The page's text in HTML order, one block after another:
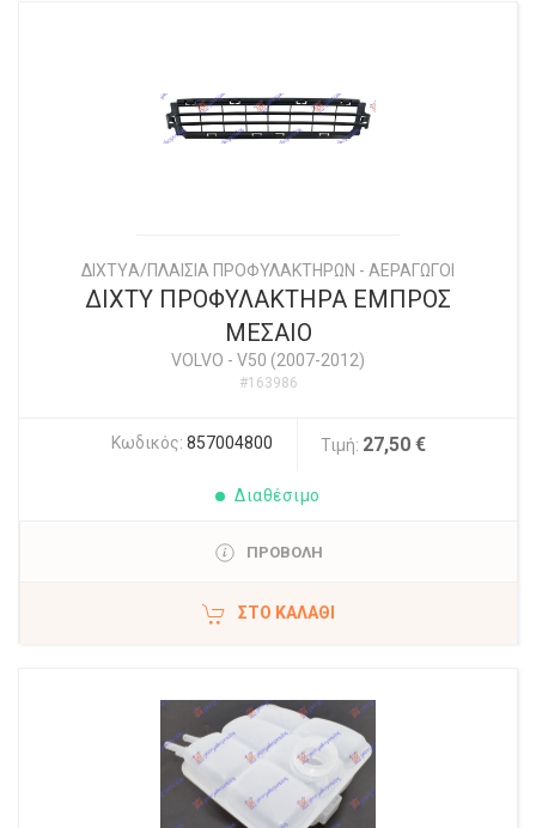
ΔΙΧΤYΑ/ΠΛΑΙΣΙΑ ΠΡΟΦΥΛΑΚΤΗΡΩΝ - ΑΕΡΑΓΩΓΟΙ
ΔΙΧΤΥ ΠΡΟΦΥΛΑΚΤΗΡΑ ΕΜΠΡΟΣ
ΜΕΣΑΙΟ
VOLVO - V50 (2007-2012)
#163986
Κωδικός: 857004800 Τιμή: 27,50 €
Διαθέσιμο
ΠΡΟΒΟΛΗ
ΣΤΟ ΚΑΛΆΘΙ